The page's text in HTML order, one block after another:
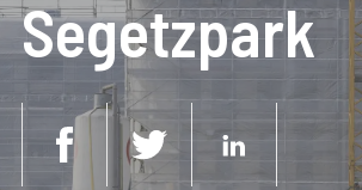
Segetzpark